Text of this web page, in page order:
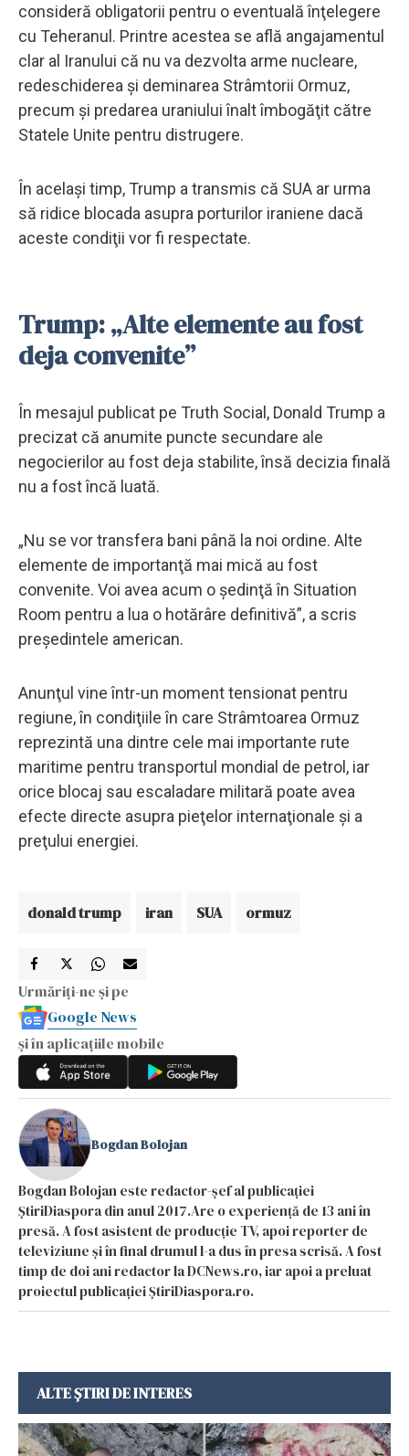
consideră obligatorii pentru o eventuală înţelegere
cu Teheranul. Printre acestea se află angajamentul
clar al Iranului că nu va dezvolta arme nucleare,
redeschiderea şi deminarea Strâmtorii Ormuz,
precum şi predarea uraniului înalt îmbogăţit către
Statele Unite pentru distrugere.
În acelaşi timp, Trump a transmis că SUA ar urma
să ridice blocada asupra porturilor iraniene dacă
aceste condiţii vor fi respectate.
Trump: „Alte elemente au fost
deja convenite”
În mesajul publicat pe Truth Social, Donald Trump a
precizat că anumite puncte secundare ale
negocierilor au fost deja stabilite, însă decizia finală
nu a fost încă luată.
„Nu se vor transfera bani până la noi ordine. Alte
elemente de importanţă mai mică au fost
convenite. Voi avea acum o şedinţă în Situation
Room pentru a lua o hotărâre definitivă”, a scris
preşedintele american.
Anunţul vine într-un moment tensionat pentru
regiune, în condiţiile în care Strâmtoarea Ormuz
reprezintă una dintre cele mai importante rute
maritime pentru transportul mondial de petrol, iar
orice blocaj sau escaladare militară poate avea
efecte directe asupra pieţelor internaţionale şi a
preţului energiei.
donald trump iran SUA ormuz
Urmăriți-ne și pe
Google News
și în aplicațiile mobile
Bogdan Bolojan
Bogdan Bolojan este redactor-șef al publicației
ȘtiriDiaspora din anul 2017.Are o experiență de 13 ani în
presă. A fost asistent de producție TV, apoi reporter de
televiziune și în final drumul l-a dus în presa scrisă. A fost
timp de doi ani redactor la DCNews.ro, iar apoi a preluat
proiectul publicației ȘtiriDiaspora.ro.
ALTE ȘTIRI DE INTERES